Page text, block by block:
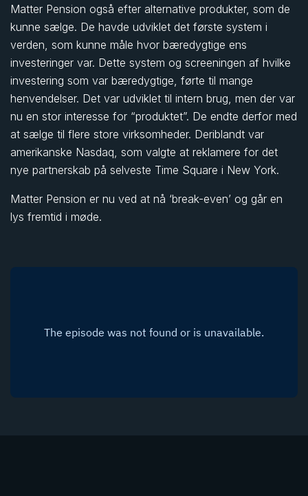
Matter Pension også efter alternative produkter, som de
kunne sælge. De havde udviklet det første system i
verden, som kunne måle hvor bæredygtige ens
investeringer var. Dette system og screeningen af hvilke
investering som var bæredygtige, førte til mange
henvendelser. Det var udviklet til intern brug, men der var
nu en stor interesse for “produktet”. De endte derfor med
at sælge til flere store virksomheder. Deriblandt var
amerikanske Nasdaq, som valgte at reklamere for det
nye partnerskab på selveste Time Square i New York.
Matter Pension er nu ved at nå ‘break-even’ og går en
lys fremtid i møde.